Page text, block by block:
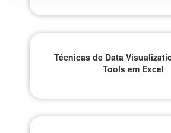
Técnicas de Data
Tools em Excel